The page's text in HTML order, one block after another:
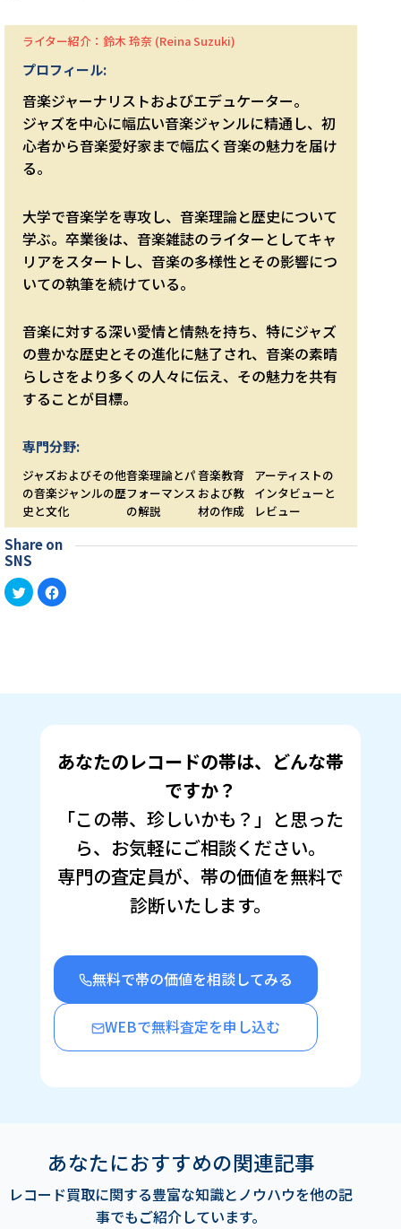
ライター紹介：鈴木 玲奈 (Reina Suzuki)
プロフィール:
音楽ジャーナリストおよびエデュケーター。
ジャズを中心に幅広い音楽ジャンルに精通し、初
心者から音楽愛好家まで幅広く音楽の魅力を届け
る。
大学で音楽学を専攻し、音楽理論と歴史について
学ぶ。卒業後は、音楽雑誌のライターとしてキャ
リアをスタートし、音楽の多様性とその影響につ
いての執筆を続けている。
音楽に対する深い愛情と情熱を持ち、特にジャズ
の豊かな歴史とその進化に魅了され、音楽の素晴
らしさをより多くの人々に伝え、その魅力を共有
することが目標。
専門分野:
ジャズおよびその他
の音楽ジャンルの歴
史と文化
音楽理論とパ
フォーマンス
の解説
音楽教育
および教
材の作成
アーティストの
インタビューと
レビュー
Share on
SNS
ク
リ
Facebook
で
だ
さ
い
ウ
ィ
で
開
き
あなたのレコードの帯は、どんな帯
ですか？
「この帯、珍しいかも？」と思った
ら、お気軽にご相談ください。
専門の査定員が、帯の価値を無料で
診断いたします。
無料で帯の価値を相談してみる
WEBで無料査定を申し込む
あなたにおすすめの関連記事
レコード買取に関する豊富な知識とノウハウを他の記
事でもご紹介しています。